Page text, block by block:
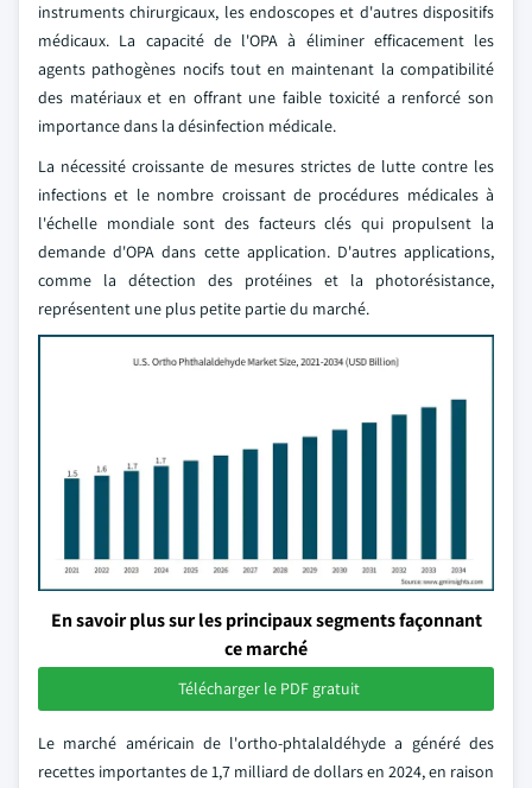
instruments chirurgicaux, les endoscopes et d'autres dispositifs
médicaux. La capacité de l'OPA à éliminer efficacement les
agents pathogènes nocifs tout en maintenant la compatibilité
des matériaux et en offrant une faible toxicité a renforcé son
importance dans la désinfection médicale.
La nécessité croissante de mesures strictes de lutte contre les
infections et le nombre croissant de procédures médicales à
l'échelle mondiale sont des facteurs clés qui propulsent la
demande d'OPA dans cette application. D'autres applications,
comme la détection des protéines et la photorésistance,
représentent une plus petite partie du marché.
En savoir plus sur les principaux segments façonnant
ce marché
Télécharger le PDF gratuit
Le marché américain de l'ortho-phtalaldéhyde a généré des
recettes importantes de 1,7 milliard de dollars en 2024, en raison